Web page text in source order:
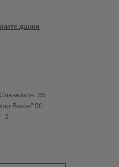
данни
39
Вазов” 90
3